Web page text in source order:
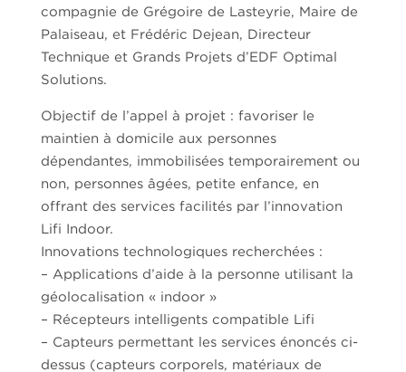
compagnie de Grégoire de Lasteyrie, Maire de
Palaiseau, et Frédéric Dejean, Directeur
Technique et Grands Projets d’EDF Optimal
Solutions.
Objectif de l’appel à projet : favoriser le
maintien à domicile aux personnes
dépendantes, immobilisées temporairement ou
non, personnes âgées, petite enfance, en
offrant des services facilités par l’innovation
Lifi Indoor.
Innovations technologiques recherchées :
– Applications d’aide à la personne utilisant la
géolocalisation « indoor »
– Récepteurs intelligents compatible Lifi
– Capteurs permettant les services énoncés ci-
dessus (capteurs corporels, matériaux de